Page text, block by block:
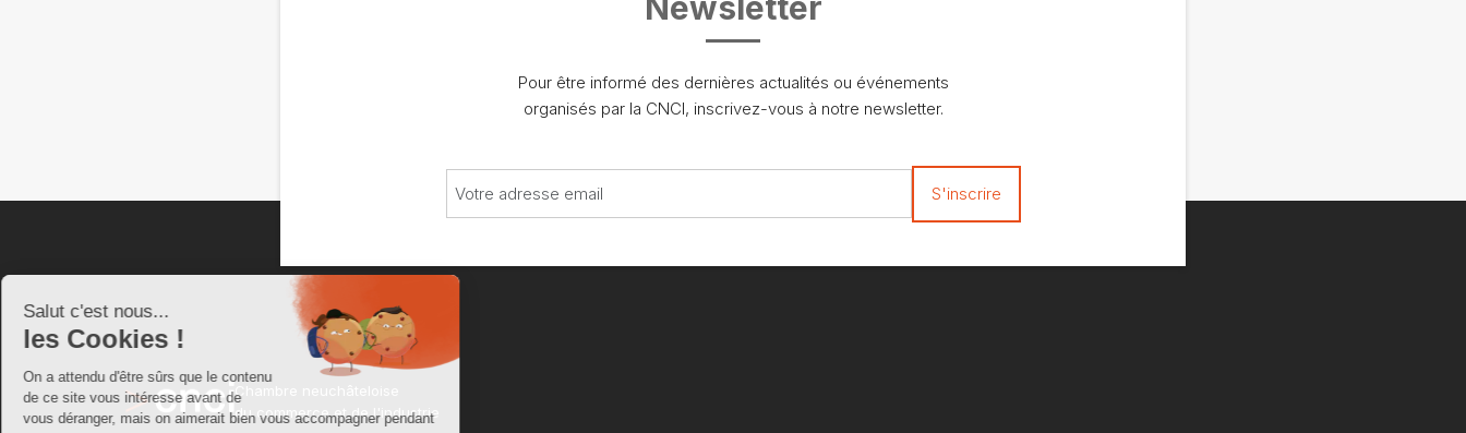
Pour être informé des dernières actualités ou événements
organisés par la CNCI, inscrivez-vous à notre newsletter.
du commerce et de l'industrie